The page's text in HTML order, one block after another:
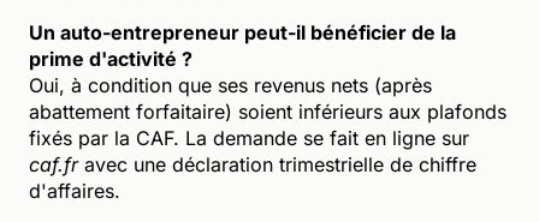
Un auto-entrepreneur peut-il bénéficier de la
prime d'activité ?
Oui, à condition que ses revenus nets (après
abattement forfaitaire) soient inférieurs aux plafonds
fixés par la CAF. La demande se fait en ligne sur
caf.fravec une déclaration trimestrielle de chiffre
d'affaires.